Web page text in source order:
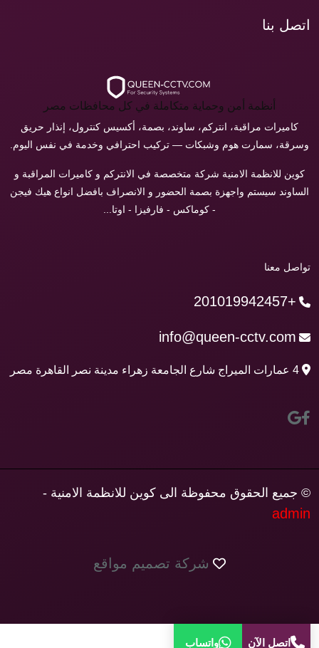
اتصل بنا
أنظمة أمن وحماية متكاملة في كل محافظات مصر
كاميرات مراقبة، انتركم، ساوند، بصمة، أكسيس كنترول، إنذار حريق
وسرقة، سمارت هوم وشبكات — تركيب احترافي وخدمة في نفس اليوم.
كوين للانظمة الامنية شركة متخصصة في الانتركم و كاميرات المراقبة و
الساوند سيستم واجهزة بصمة الحضور و الانصراف بافضل انواع هيك فيجن
- كوماكس - فارفيزا - اوتا...
تواصل معنا
+201019942457
info@queen-cctv.com
4 عمارات الميراج شارع الجامعة زهراء مدينة نصر القاهرة مصر
© جميع الحقوق محفوظة الى كوين للانظمة الامنية -
admin
شركة تصميم مواقع
اتصل الآن واتساب